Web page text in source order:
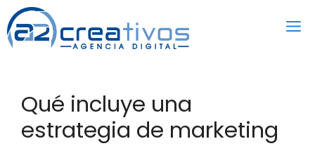
Saltar
al
contenido
Qué incluye una
estrategia de marketing